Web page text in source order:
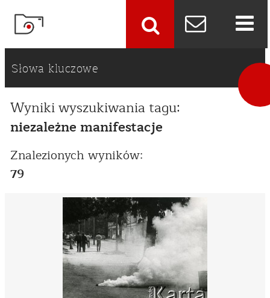
Słowa kluczowe
Wyniki wyszukiwania tagu:
niezależne manifestacje
Znalezionych wyników:
79